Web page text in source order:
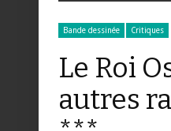
Bande dessinée Critiques
Le Roi
autres